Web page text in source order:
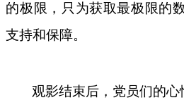
的极限 ，只为获取最极限的
支持和保障。
观影结束后，党员们的